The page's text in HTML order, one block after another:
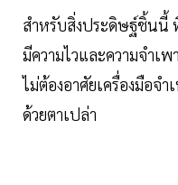
สำหรับสิ่งประดิษฐ์ชิ้นนี้
มีความไวและความจำเพ
ไม่ต้องอาศัยเครื่องมือจ
ด้วยตาเปล่า